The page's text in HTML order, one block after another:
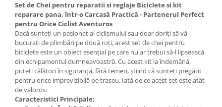
Set de Chei pentru reparatii si reglaje Biciclete si kit
reparare pana, într-o Carcasă Practică - Partenerul Perfect
pentru Orice Ciclist Aventuros
Dacă sunteți un pasionat al ciclismului sau doar doriți să vă
bucurați de plimbări pe două roți, acest set de chei pentru
biciclete este un obiect esențial pe care nu ar trebui să-l lipsească
din echipamentul dumneavoastră. Cu acest kit la îndemână,
puteți călători în siguranță, fără temeri, știind că sunteți pregătit
pentru orice imprevizibilă pe traseu. Iată de ce acest set este atât
de valoros:
Caracteristici Principale: